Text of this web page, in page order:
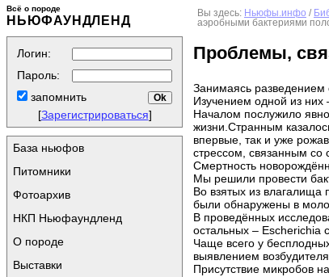
Всё о породе
НЬЮФАУНДЛЕНД
Логин:
Пароль:
запомнить
[Зарегистрироваться]
База ньюфов
Питомники
Фотоархив
НКП Ньюфаундленд
О породе
Выставки
Вы здесь: Ньюфы.инфо /
аэробными бактериями
Проблемы,
Занимаясь разведением
Изучением одной из них
Началом послужило
жизни.Странным
впервые, так и уже
стрессом, связанным со
Смертность
Мы решили провести
Во взятых из влагалища
были обнаружены в
В проведённых
остальных – Escherichia
Чаще всего у
выявлением
Присутствие микробов